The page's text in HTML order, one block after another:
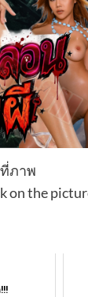
ภาพ
on the